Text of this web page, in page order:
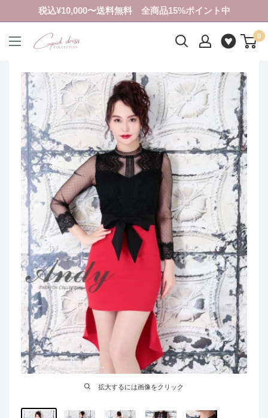
ン
税込¥10,000〜送料無料 全商品15%ポイント中
ク
ド
ド
レ
ス
コ
レ
ク
シ
ョ
ン
0
拡大するには画像をクリック